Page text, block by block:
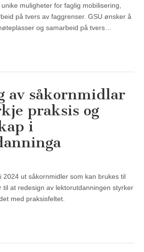
muligheter for faglig mobilisering,
på tvers av faggrenser. GSU ønsker å
og samarbeid på tvers…
av såkornmidlar
praksis og
i
2024 ut såkornmidler som kan brukes til
til at redesign av lektorutdanningen styrker
med praksisfeltet.